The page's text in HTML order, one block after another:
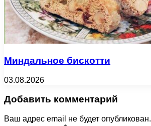
Миндальное бискотти
03.08.2026
Добавить комментарий
Ваш адрес email не будет опубликован.